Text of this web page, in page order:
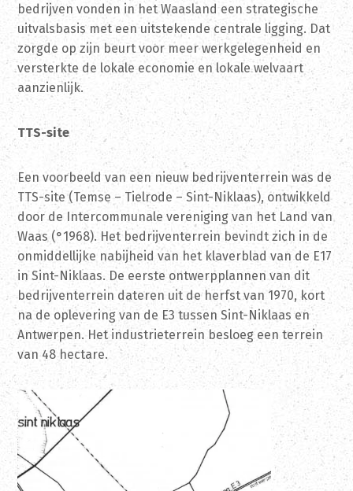
bedrijven vonden in het Waasland een strategische
uitvalsbasis met een uitstekende centrale ligging. Dat
zorgde op zijn beurt voor meer werkgelegenheid en
versterkte de lokale economie en lokale welvaart
aanzienlijk.
TTS-site
Een voorbeeld van een nieuw bedrijventerrein was de
TTS-site (Temse – Tielrode – Sint-Niklaas), ontwikkeld
door de Intercommunale vereniging van het Land van
Waas (°1968). Het bedrijventerrein bevindt zich in de
onmiddellijke nabijheid van het klaverblad van de E17
in Sint-Niklaas. De eerste ontwerpplannen van dit
bedrijventerrein dateren uit de herfst van 1970, kort
na de oplevering van de E3 tussen Sint-Niklaas en
Antwerpen. Het industrieterrein besloeg een terrein
van 48 hectare.